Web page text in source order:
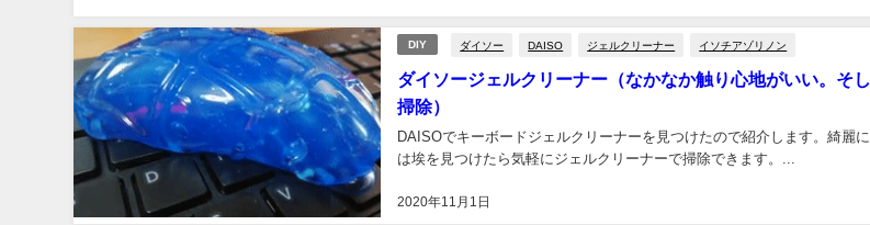
DIY ダイソー DAISO ジェルクリーナー イソチアゾリノン
ダイソージェルクリーナー（なかなか触り心地がいい。そ
掃除）
2020年11月1日
DAISOでキーボードジェルクリーナーを見つけたので紹介します。綺麗
は埃を見つけたら気軽にジェルクリーナーで掃除できます。...